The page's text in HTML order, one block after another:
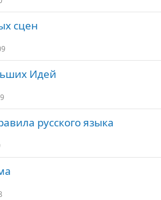
сцен
Идей
русского языка